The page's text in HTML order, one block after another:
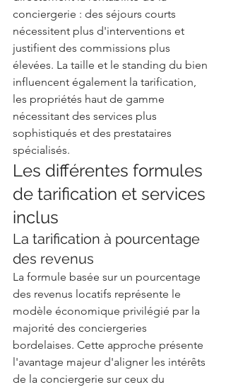
conciergerie : des séjours courts
nécessitent plus d'interventions et
justifient des commissions plus
élevées. La taille et le standing du bien
influencent également la tarification,
les propriétés haut de gamme
nécessitant des services plus
sophistiqués et des prestataires
spécialisés.
Les différentes formules
de tarification et services
inclus
La tarification à pourcentage
des revenus
La formule basée sur un pourcentage
des revenus locatifs représente le
modèle économique privilégié par la
majorité des conciergeries
bordelaises. Cette approche présente
l'avantage majeur d'aligner les intérêts
de la conciergerie sur ceux du